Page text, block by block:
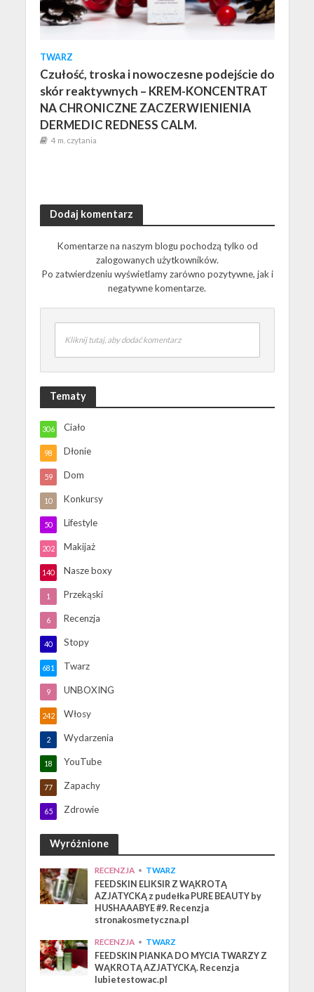
TWARZ
Czułość, troska i nowoczesne podejście do
skór reaktywnych – KREM-KONCENTRAT
NA CHRONICZNE ZACZERWIENIENIA
DERMEDIC REDNESS CALM.
4 m. czytania
Dodaj komentarz
Komentarze na naszym blogu pochodzą tylko od
zalogowanych użytkowników.
Po zatwierdzeniu wyświetlamy zarówno pozytywne, jak i
negatywne komentarze.
Kliknij tutaj, aby dodać komentarz
Tematy
Ciało
306
Dłonie
98
Dom
59
Konkursy
10
Lifestyle
50
Makijaż
202
Nasze boxy
140
Przekąski
1
Recenzja
6
Stopy
40
Twarz
681
UNBOXING
9
Włosy
242
Wydarzenia
2
YouTube
18
Zapachy
77
Zdrowie
65
Wyróżnione
RECENZJA • TWARZ
FEEDSKIN ELIKSIR Z WĄKROTĄ
AZJATYCKĄ z pudełka PURE BEAUTY by
HUSHAAABYE #9. Recenzja
stronakosmetyczna.pl
RECENZJA • TWARZ
FEEDSKIN PIANKA DO MYCIA TWARZY Z
WĄKROTĄ AZJATYCKĄ. Recenzja
lubietestowac.pl